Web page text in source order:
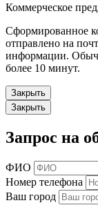
Коммерческое
Сформированное
отправлено на
информации.
более 10 минут.
Закрыть
Закрыть
Запрос на
ФИО
Номер телефона
Ваш город